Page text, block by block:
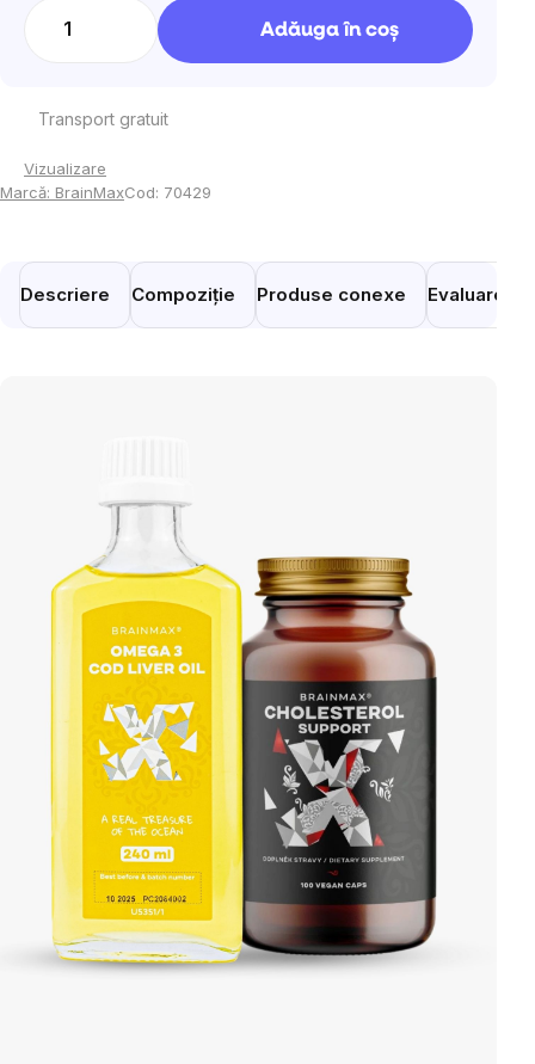
Adăuga în coş
Transport gratuit
Vizualizare
Marcă: BrainMaxCod: 70429
Descriere Compoziție Produse conexe Evaluare